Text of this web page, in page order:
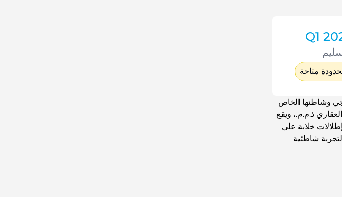
Q1
متاحة
وشاطئها الخاص
ذ.م.م.، ويقع
خلابة على
شاطئية